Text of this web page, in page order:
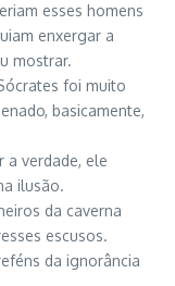
esses homens
enxergar a
mostrar.
foi muito
basicamente,
a verdade, ele
ilusão.
da caverna
escusos.
da ignorância